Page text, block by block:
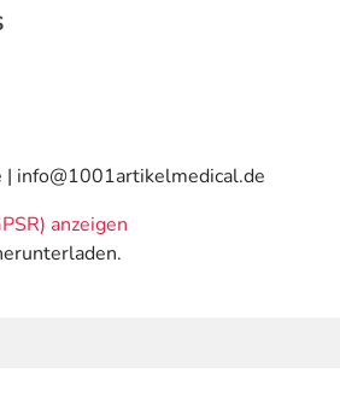
info@1001artikelmedical.de
anzeigen